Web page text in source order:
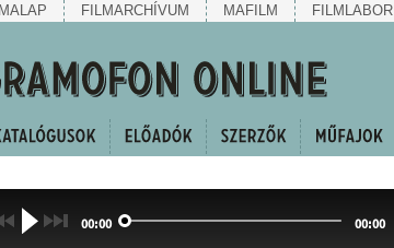
FILMARCHÍVUM MAFILM FILMLABOR
00:00 00:00